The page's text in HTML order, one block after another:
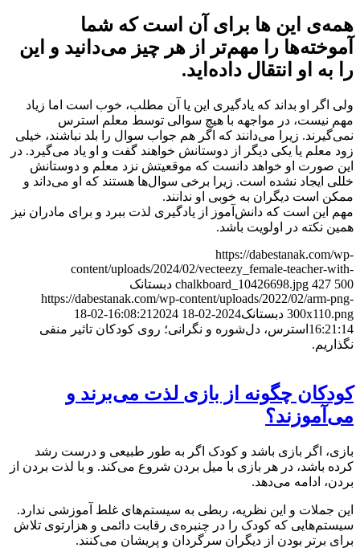
همه‌ی این ها برای آن است که شما
آموخته‌ها را مهم‌تر از هر چیز می‌دانید و این
را به او انتقال داده‌اید.
ولی اگر او بداند که یادگیری این یا آن مطلب، خوب است اما زیاد
مهم نیست، در مواجهه با هیچ سوالی توسط معلم استرس
نمی‌گیرند. زیرا می‌دانند که اگر هم جواب سوال را بلد نباشند، خیلی
زود معلم یا یکی دیگر از دوستانش خواهند گفت و او یاد می‌گیرد. در
این صورت او خواهد دانست که موقعیتش نزد معلم و دوستانش
خللی ایجاد نشده است. زیرا برخی سوال‌ها هستند که او می‌داند و
ممکن است دیگران به خوبی او ندانند.
مهم این است که دانش‌آموز از یادگیری لذت ببرد و برای مادران نیز
همین نکته در اولویت باشد.
https://dabestanak.com/wp-
content/uploads/2024/02/vecteezy_female-teacher-with-
chalkboard_10426698.jpg 427 500
دبستانک
https://dabestanak.com/wp-content/uploads/2022/02/arm-png-
300x110.png دبستانک2024-02-18 16:08:21
2024-02-18
16:21:14 استرس، دل‌شوره و نگرانی؛ روی کودکان تاثیر منفی
نگذاریم.
کودکان چگونه از بازی لذت می‌برند و
می‌آموزند؟
بازی، اگر بازی باشد و کودک اگر به طور طبیعی و درست رشد
کرده باشد، در هر بازی با میل بردن شروع می‌کند. و با لذت بردن از
بردن، ادامه می‌دهد.
این جملات و این نظریه، ربطی به سیستم‌های غلط آموزشی ندارد.
سیستم‌هایی که کودک را در چنبره‌ی رقابت دائمی و هزارتوی تلاش
برای برتر بودن از دیگران سرگردان و پریشان می‌کنند.